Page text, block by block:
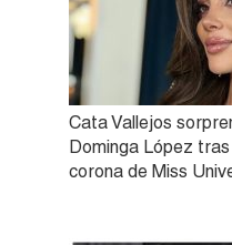
Cata Vallejos
Dominga López
corona de Miss